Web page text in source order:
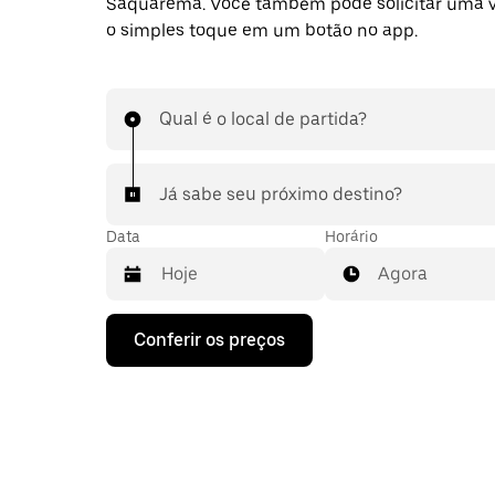
o simples toque em um botão no app.
Qual é o local de partida?
Já sabe seu próximo destino?
Data
Pressione
seta
Horário
Agora
Conferir os preços